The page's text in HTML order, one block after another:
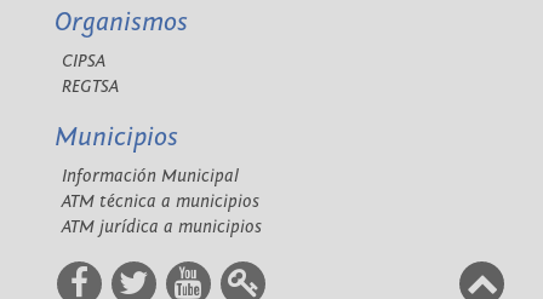
Organismos
CIPSA
REGTSA
Municipios
Información Municipal
ATM técnica a municipios
ATM jurídica a municipios